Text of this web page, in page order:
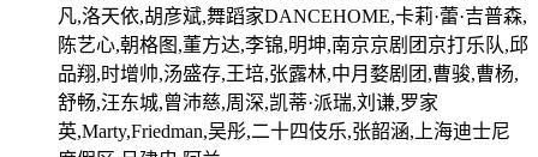
凡,洛天依,胡彦斌,舞蹈家DANCEHOME,卡莉·蕾·吉普森,
陈艺心,朝格图,董方达,李锦,明坤,南京京剧团京打乐队,邱
品翔,时增帅,汤盛存,王培,张露林,中月婺剧团,曹骏,曹杨,
舒畅,汪东城,曾沛慈,周深,凯蒂·派瑞,刘谦,罗家
英,Marty,Friedman,吴彤,二十四伎乐,张韶涵,上海迪士尼